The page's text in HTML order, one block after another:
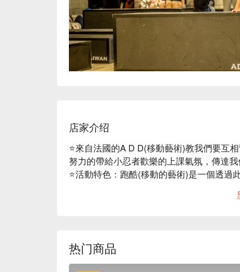
店家介绍
⭐️來自法國的A D D(移動藝術)教我們要互
努力的帶給小忍者歡樂的上課氣氛，傳達
⭐️活動特色：跑酷(移動的藝術)是一個透過
跑酷不只能提升身體能力，也有助於邏輯
热门商品